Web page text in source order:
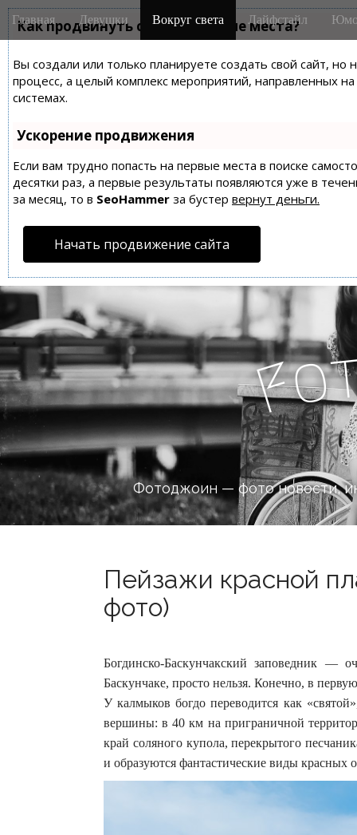
Как продвинуть сайт на первые места?
Вы создали или только планируете создать свой сайт,
процесс, а целый комплекс мероприятий, направленных
системах.
Ускорение продвижения
Если вам трудно попасть на первые места в поиске
десятки раз, а первые результаты появляются уже в
за месяц, то в SeoHammer за бустер вернут деньги.
Начать продвижение сайта
M
a
n
m
e
n
u
i
Главная Девушки Вокруг света Лайфстайл
Fo
Фотоджоин — фото новости,
Пейзажи красной
фото)
Богдинско-Баскунчакский заповедник —
Баскунчаке, просто нельзя. Конечно, в
У калмыков богдо переводится как
вершины: в 40 км на приграничной
край соляного купола, перекрытого
и образуются фантастические виды красных